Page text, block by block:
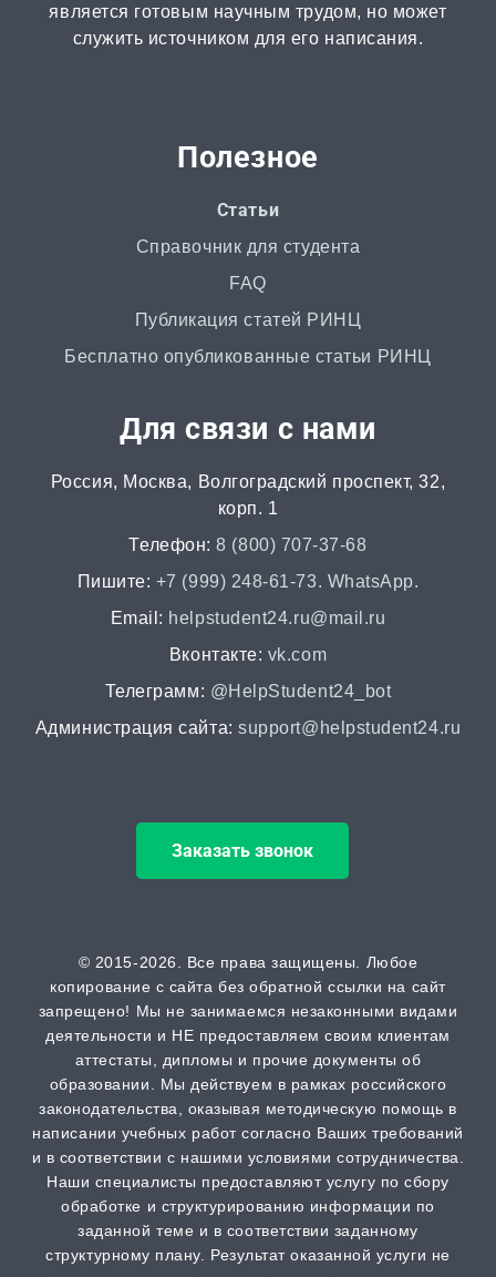
Монография
2 часа | от 1000 ₽
от 3 дней | от 5000 ₽
от 1 дня | от 700 ₽
Маркетинговое исследование
от 4 часов | от 500 ₽
от 2 часов | от 500 ₽
Аннотация
НИР
от 2 часов | от 5000 ₽
Докторская диссертация
Кандидатская диссертация
ВАК
от 2 часов | от 500 ₽
Scopus
от 2 часов | от 500 ₽
РИНЦ
от 2 часов | от 500 ₽
Шпаргалка
является готовым научным трудом, но может
служить источником для его написания.
Полезное
Статьи
Справочник для студента
FAQ
Публикация статей РИНЦ
Бесплатно опубликованные статьи РИНЦ
Для связи с нами
Россия, Москва, Волгоградский проспект, 32,
корп. 1
Телефон:8 (800) 707-37-68
Пишите: +7 (999) 248-61-73. WhatsApp.
Email: helpstudent24.ru@mail.ru
Вконтакте: vk.com
Телеграмм: @HelpStudent24_bot
Администрация сайта:support@helpstudent24.ru
Заказать звонок
© 2015-2026. Все права защищены. Любое
копирование с сайта без обратной ссылки на сайт
запрещено! Мы не занимаемся незаконными видами
деятельности и НЕ предоставляем своим клиентам
аттестаты, дипломы и прочие документы об
образовании. Мы действуем в рамках российского
законодательства, оказывая методическую помощь в
написании учебных работ согласно Ваших требований
и в соответствии с нашими условиями сотрудничества.
Наши специалисты предоставляют услугу по сбору
обработке и структурированию информации по
заданной теме и в соответствии заданному
структурному плану. Результат оказанной услуги не